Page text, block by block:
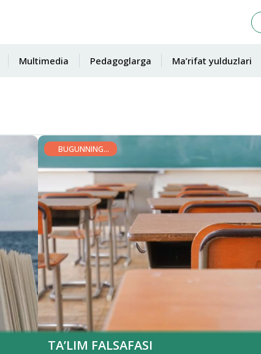
Multimedia Pedagoglarga Ma’rifat yulduzlari
BUGUNNING
GAPI
TA’LIM FALSAFASI